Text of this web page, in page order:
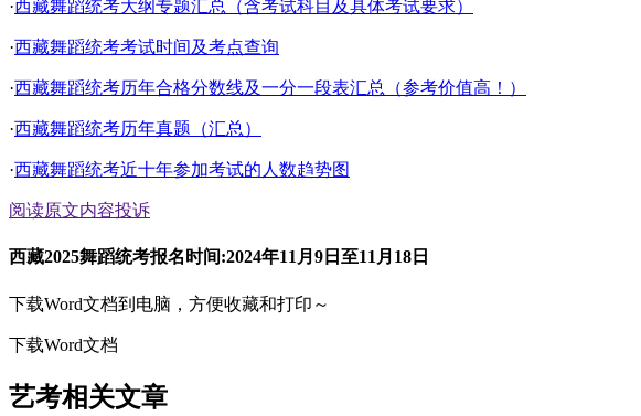
·西藏舞蹈统考大纲专题汇总（含考试科目及具体考试要求）
·西藏舞蹈统考考试时间及考点查询
·西藏舞蹈统考历年合格分数线及一分一段表汇总（参考价值高！）
·西藏舞蹈统考历年真题（汇总）
·西藏舞蹈统考近十年参加考试的人数趋势图
阅读原文内容投诉
西藏2025舞蹈统考报名时间:2024年11月9日至11月18日
下载Word文档到电脑，方便收藏和打印～
下载Word文档
艺考相关文章